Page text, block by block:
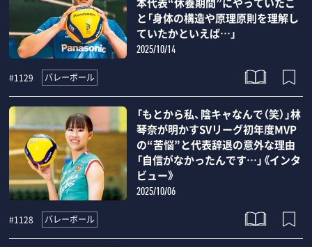
と「身体の構造や原理原則を理解し
ていたかといえば…」
2025/10/14
#1129 バレーボール
「もとから私、陰キャなんで（笑）」林
琴奈が明かすSVリーグ初年度MVP
の“苦悩”と代表辞退の意外な理由
「自信がなかったんです…」《インタ
ビュー》
2025/10/06
#1128 バレーボール